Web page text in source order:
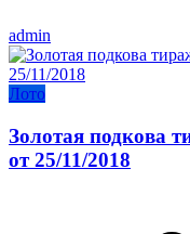
admin
Лото
Золотая подкова
от 25/11/2018